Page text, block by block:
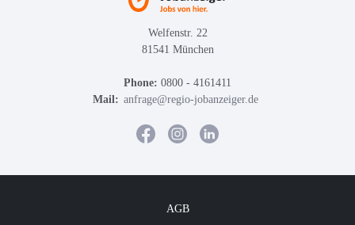
Welfenstr. 22
81541 München
Phone: 0800 - 4161411
Mail: anfrage@regio-jobanzeiger.de
AGB